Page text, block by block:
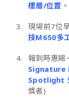
樓層/位置 。
現場前7位
技M650多
報到時惠賜
Signature
Spotlight
獎者)